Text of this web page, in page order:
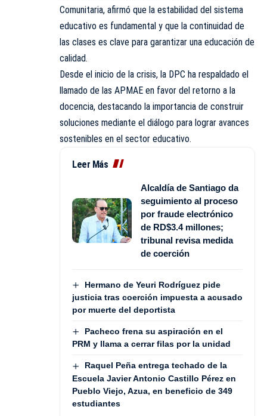
Comunitaria, afirmó que la estabilidad del sistema
educativo es fundamental y que la continuidad de
las clases es clave para garantizar una educación de
calidad.
Desde el inicio de la crisis, la DPC ha respaldado el
llamado de las APMAE en favor del retorno a la
docencia, destacando la importancia de construir
soluciones mediante el diálogo para lograr avances
sostenibles en el sector educativo.
Leer Más
Alcaldía de Santiago da
seguimiento al proceso
por fraude electrónico
de RD$3.4 millones;
tribunal revisa medida
de coerción
Hermano de Yeuri Rodríguez pide
justicia tras coerción impuesta a acusado
por muerte del deportista
Pacheco frena su aspiración en el
PRM y llama a cerrar filas por la unidad
Raquel Peña entrega techado de la
Escuela Javier Antonio Castillo Pérez en
Pueblo Viejo, Azua, en beneficio de 349
estudiantes